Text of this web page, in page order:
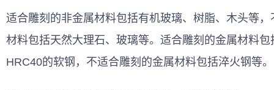
适合雕刻的非金属材料包括有机玻璃、树脂、木头等
材料包括天然大理石、玻璃等。适合雕刻的金属材料
HRC40的软钢，不适合雕刻的金属材料包括淬火钢等。